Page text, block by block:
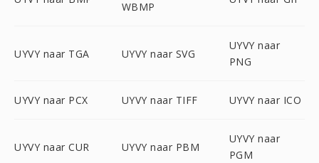
WBMP
UYVY naar TGA UYVY naar SVG
UYVY naar
PNG
UYVY naar PCX UYVY naar TIFF UYVY naar ICO
UYVY naar CUR UYVY naar PBM
UYVY naar
PGM